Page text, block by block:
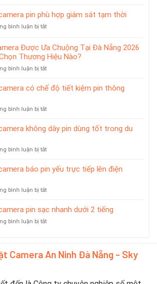
tiện
sạc
8
camera
dùng
chống
nước
IP65
pin phù hợp giám sát tạm thời
bình luận bị tắtở
5
camera
pin
phù
giám
thời
Được Ưa Chuộng Tại Đà Nẵng 2026
Thương Hiệu Nào?
bình luận bị tắtở
Camera
Được
Chuộng
Đà
Chọn
Hiệu
có chế độ tiết kiệm pin thông
bình luận bị tắtở
camera
chế
tiết
không dây pin dùng tốt trong du
bình luận bị tắtở
6
camera
dây
dùng
báo pin yếu trực tiếp lên điện
bình luận bị tắtở
8
báo
trực
tiếp
pin sạc nhanh dưới 2 tiếng
bình luận bị tắtở
pin
dưới
Camera An Ninh Đà Nẵng - Sky